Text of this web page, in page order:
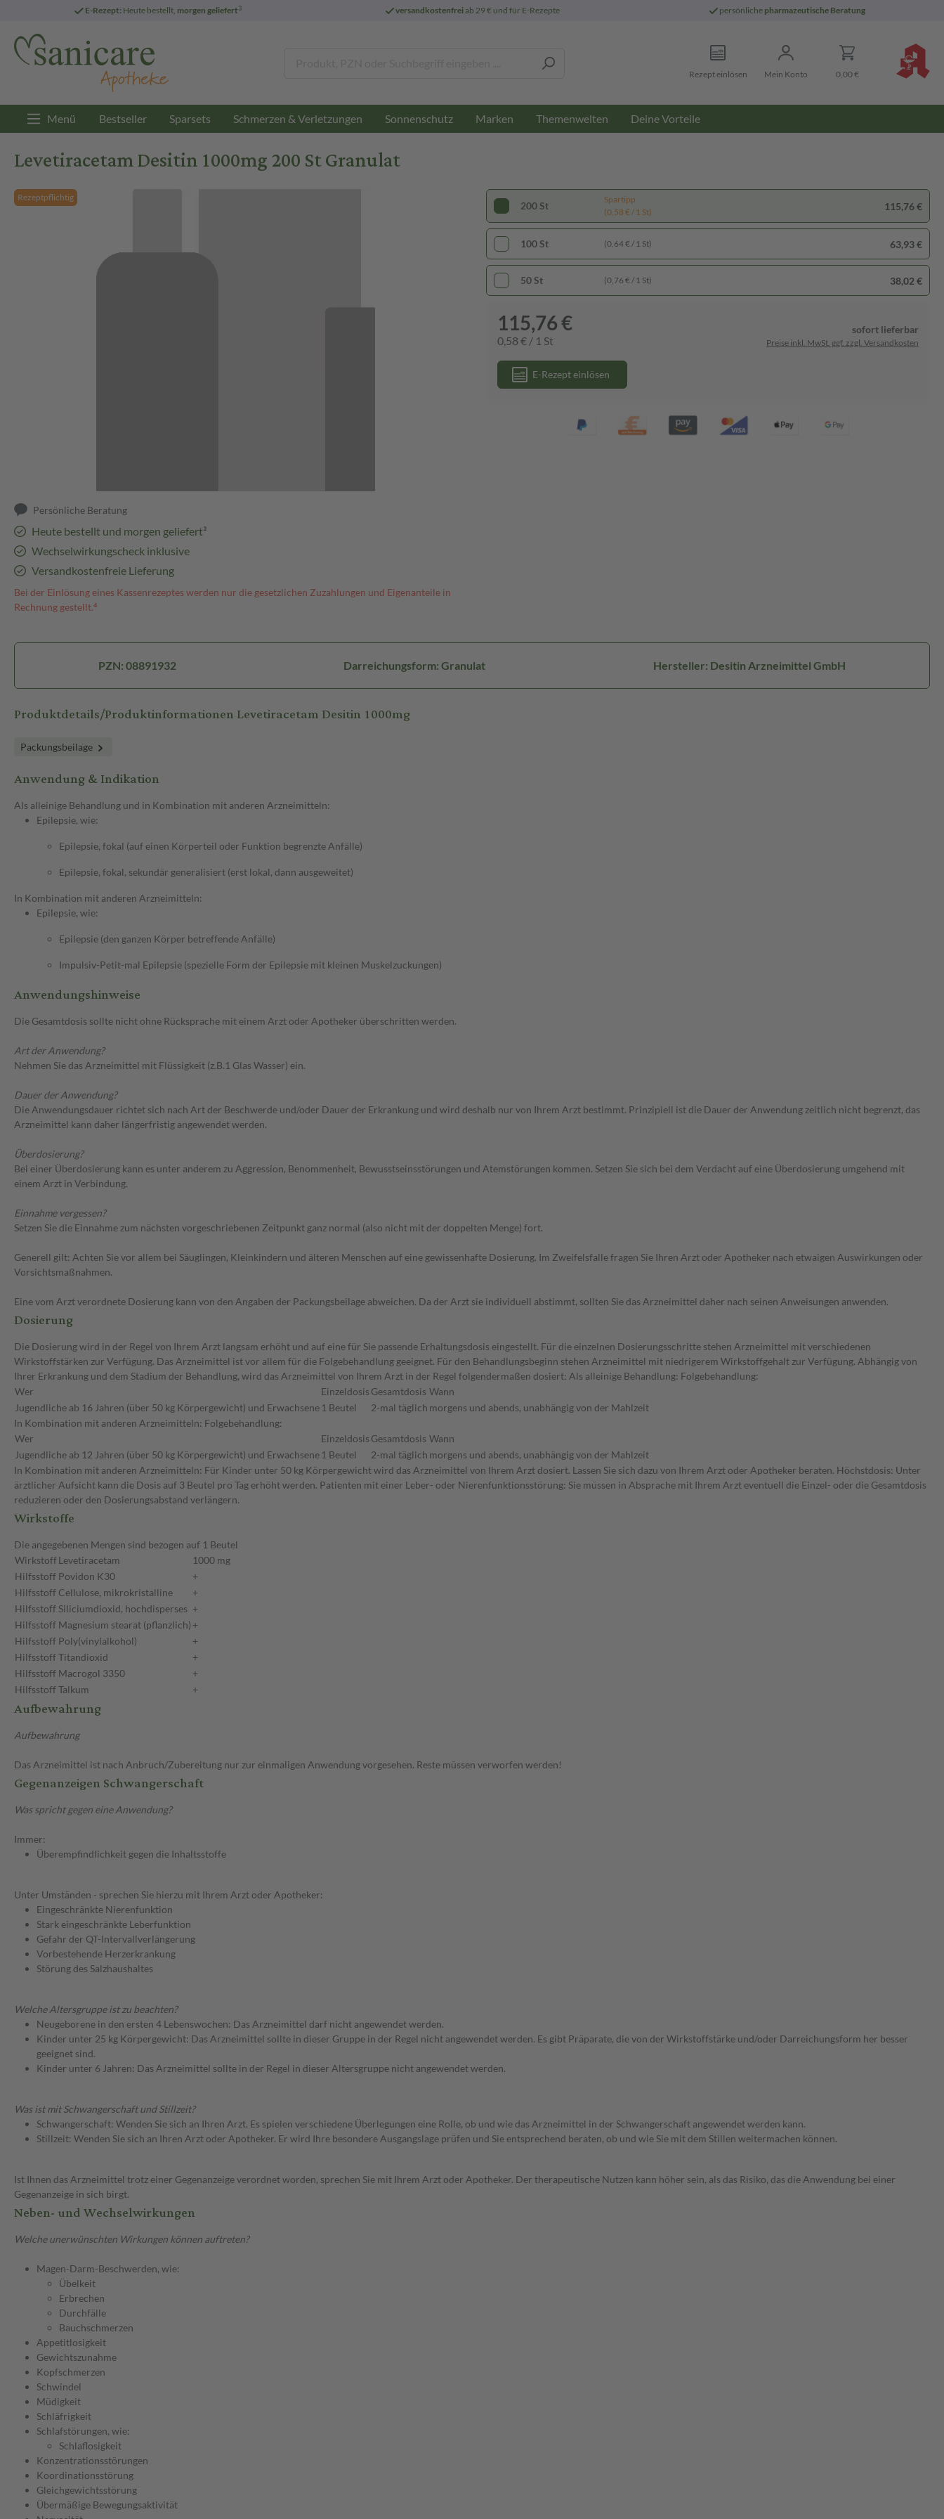
E-Rezept: Heute bestellt, morgen geliefert3 versandkostenfreiab 29 € und für E-Rezepte persönliche pharmazeutische Beratung
Rezept einlösen Mein Konto 0,00 €
Menü Bestseller Sparsets Schmerzen & Verletzungen Sonnenschutz Marken Themenwelten Deine Vorteile
Levetiracetam Desitin 1000mg 200 St Granulat
Rezeptpflichtig
Persönliche Beratung
Heute bestellt und morgen geliefert³
Wechselwirkungscheck inklusive
Versandkostenfreie Lieferung
Bei der Einlösung eines Kassenrezeptes werden nur die gesetzlichen Zuzahlungen und Eigenanteile in
Rechnung gestellt.⁴
200 St
Spartipp
(0,58 € / 1 St)
115,76 €
100 St (0,64 € / 1 St) 63,93 €
50 St (0,76 € / 1 St) 38,02 €
115,76 €
0,58 € / 1 St
sofort lieferbar
Preise inkl. MwSt. ggf. zzgl. Versandkosten
E-Rezept einlösen
PZN: 08891932 Darreichungsform: Granulat Hersteller: Desitin Arzneimittel GmbH
Produktdetails/Produktinformationen Levetiracetam Desitin 1000mg
Packungsbeilage
Anwendung & Indikation
Als alleinige Behandlung und in Kombination mit anderen Arzneimitteln:
Epilepsie, wie:
Epilepsie, fokal (auf einen Körperteil oder Funktion begrenzte Anfälle)
Epilepsie, fokal, sekundär generalisiert (erst lokal, dann ausgeweitet)
In Kombination mit anderen Arzneimitteln:
Epilepsie, wie:
Epilepsie (den ganzen Körper betreffende Anfälle)
Impulsiv-Petit-mal Epilepsie (spezielle Form der Epilepsie mit kleinen Muskelzuckungen)
Anwendungshinweise
Die Gesamtdosis sollte nicht ohne Rücksprache mit einem Arzt oder Apotheker überschritten werden.
Art der Anwendung?
Nehmen Sie das Arzneimittel mit Flüssigkeit (z.B.1 Glas Wasser) ein.
Dauer der Anwendung?
Die Anwendungsdauer richtet sich nach Art der Beschwerde und/oder Dauer der Erkrankung und wird deshalb nur von Ihrem Arzt bestimmt. Prinzipiell ist die Dauer der Anwendung zeitlich nicht begrenzt, das
Arzneimittel kann daher längerfristig angewendet werden.
Überdosierung?
Bei einer Überdosierung kann es unter anderem zu Aggression, Benommenheit, Bewusstseinsstörungen und Atemstörungen kommen. Setzen Sie sich bei dem Verdacht auf eine Überdosierung umgehend mit
einem Arzt in Verbindung.
Einnahme vergessen?
Setzen Sie die Einnahme zum nächsten vorgeschriebenen Zeitpunkt ganz normal (also nicht mit der doppelten Menge) fort.
Generell gilt: Achten Sie vor allem bei Säuglingen, Kleinkindern und älteren Menschen auf eine gewissenhafte Dosierung. Im Zweifelsfalle fragen Sie Ihren Arzt oder Apotheker nach etwaigen Auswirkungen oder
Vorsichtsmaßnahmen.
Eine vom Arzt verordnete Dosierung kann von den Angaben der Packungsbeilage abweichen. Da der Arzt sie individuell abstimmt, sollten Sie das Arzneimittel daher nach seinen Anweisungen anwenden.
Dosierung
Die Dosierung wird in der Regel von Ihrem Arzt langsam erhöht und auf eine für Sie passende Erhaltungsdosis eingestellt. Für die einzelnen Dosierungsschritte stehen Arzneimittel mit verschiedenen
Wirkstoffstärken zur Verfügung. Das Arzneimittel ist vor allem für die Folgebehandlung geeignet. Für den Behandlungsbeginn stehen Arzneimittel mit niedrigerem Wirkstoffgehalt zur Verfügung. Abhängig von
Ihrer Erkrankung und dem Stadium der Behandlung, wird das Arzneimittel von Ihrem Arzt in der Regel folgendermaßen dosiert: Als alleinige Behandlung: Folgebehandlung:
Wer
Einzeldosis Gesamtdosis Wann
Jugendliche ab 16 Jahren (über 50 kg Körpergewicht) und Erwachsene 1 Beutel 2-mal täglich morgens und abends, unabhängig von der Mahlzeit
In Kombination mit anderen Arzneimitteln: Folgebehandlung:
Wer
Einzeldosis Gesamtdosis Wann
Jugendliche ab 12 Jahren (über 50 kg Körpergewicht) und Erwachsene 1 Beutel 2-mal täglich morgens und abends, unabhängig von der Mahlzeit
In Kombination mit anderen Arzneimitteln: Für Kinder unter 50 kg Körpergewicht wird das Arzneimittel von Ihrem Arzt dosiert. Lassen Sie sich dazu von Ihrem Arzt oder Apotheker beraten. Höchstdosis: Unter
ärztlicher Aufsicht kann die Dosis auf 3 Beutel pro Tag erhöht werden. Patienten mit einer Leber- oder Nierenfunktionsstörung: Sie müssen in Absprache mit Ihrem Arzt eventuell die Einzel- oder die Gesamtdosis
reduzieren oder den Dosierungsabstand verlängern.
Wirkstoffe
Die angegebenen Mengen sind bezogen auf 1 Beutel
WirkstoffLevetiracetam
1000 mg
Hilfsstoff Povidon K30
+
Hilfsstoff Cellulose, mikrokristalline
+
Hilfsstoff Siliciumdioxid, hochdisperses +
Hilfsstoff Magnesium stearat (pflanzlich) +
Hilfsstoff Poly(vinylalkohol)
+
HilfsstoffTitandioxid
+
Hilfsstoff Macrogol 3350
+
HilfsstoffTalkum +
Aufbewahrung
Aufbewahrung
Das Arzneimittel ist nach Anbruch/Zubereitung nur zur einmaligen Anwendung vorgesehen. Reste müssen verworfen werden!
Gegenanzeigen Schwangerschaft
Was spricht gegen eine Anwendung?
Immer:
Überempfindlichkeit gegen die Inhaltsstoffe
Unter Umständen - sprechen Sie hierzu mit Ihrem Arzt oder Apotheker:
Eingeschränkte Nierenfunktion
Stark eingeschränkte Leberfunktion
Gefahr der QT-Intervallverlängerung
Vorbestehende Herzerkrankung
Störung des Salzhaushaltes
Welche Altersgruppe ist zu beachten?
Neugeborene in den ersten 4 Lebenswochen: Das Arzneimittel darf nicht angewendet werden.
Kinder unter 25 kg Körpergewicht: Das Arzneimittel sollte in dieser Gruppe in der Regel nicht angewendet werden. Es gibt Präparate, die von der Wirkstoffstärke und/oder Darreichungsform her besser
geeignet sind.
Kinder unter 6 Jahren: Das Arzneimittel sollte in der Regel in dieser Altersgruppe nicht angewendet werden.
Was ist mit Schwangerschaft und Stillzeit?
Schwangerschaft: Wenden Sie sich an Ihren Arzt. Es spielen verschiedene Überlegungen eine Rolle, ob und wie das Arzneimittel in der Schwangerschaft angewendet werden kann.
Stillzeit: Wenden Sie sich an Ihren Arzt oder Apotheker. Er wird Ihre besondere Ausgangslage prüfen und Sie entsprechend beraten, ob und wie Sie mit dem Stillen weitermachen können.
Ist Ihnen das Arzneimittel trotz einer Gegenanzeige verordnet worden, sprechen Sie mit Ihrem Arzt oder Apotheker. Der therapeutische Nutzen kann höher sein, als das Risiko, das die Anwendung bei einer
Gegenanzeige in sich birgt.
Neben- und Wechselwirkungen
Welche unerwünschten Wirkungen können auftreten?
Magen-Darm-Beschwerden, wie:
Übelkeit
Erbrechen
Durchfälle
Bauchschmerzen
Appetitlosigkeit
Gewichtszunahme
Kopfschmerzen
Schwindel
Müdigkeit
Schläfrigkeit
Schlafstörungen, wie:
Schlaflosigkeit
Konzentrationsstörungen
Koordinationsstörung
Gleichgewichtsstörung
Übermäßige Bewegungsaktivität